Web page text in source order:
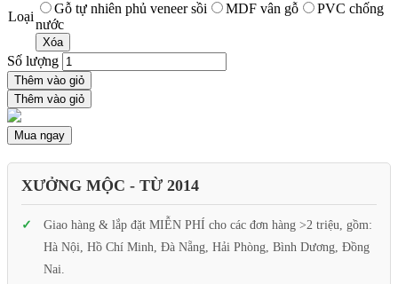
Loại
Gỗ tự nhiên phủ veneer sồi MDF vân gỗ
PVC chống
nước
Xóa
Số lượng
Thêm vào giỏ
Thêm vào giỏ
Mua ngay
XƯỞNG MỘC - TỪ 2014
Giao hàng & lắp đặt MIỄN PHÍ cho các đơn hàng >2 triệu, gồm:
Hà Nội, Hồ Chí Minh, Đà Nẵng, Hải Phòng, Bình Dương, Đồng
Nai.